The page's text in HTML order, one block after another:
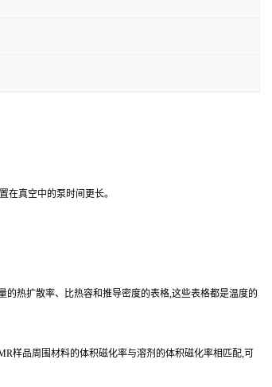
在真空中的泵时间更长。
的热扩散率、比热容和推导密度的表格,这些表格都是温度的
样品周围材料的体积磁化率与溶剂的体积磁化率相匹配,可